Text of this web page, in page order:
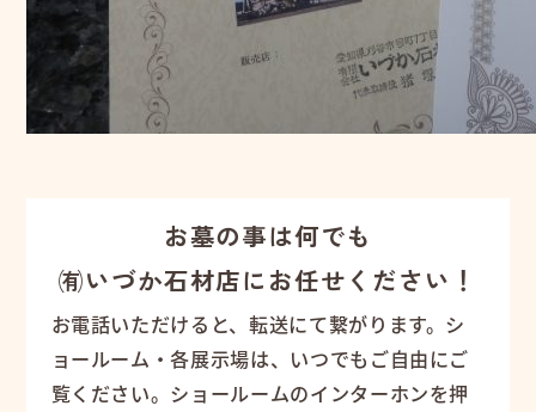
お墓の事は何でも
㈲いづか石材店にお任せください！
お電話いただけると、転送にて繋がります。シ
ョールーム・各展示場は、いつでもご自由にご
覧ください。ショールームのインターホンを押